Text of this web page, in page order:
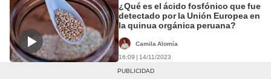
¿Qué es el ácido fosfónico que fue
detectado por la Unión Europea en
la quinua orgánica peruana?
Camila Alomía
16:09 | 14/11/2023